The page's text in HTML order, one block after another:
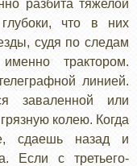
разбита тяжелой
что в них
судя по следам
трактором.
линией.
заваленной или
колею. Когда
сдаешь назад и
Если с третьего-